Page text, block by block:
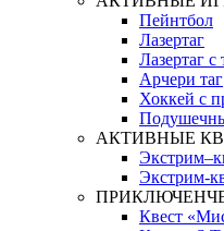
Пейнтбол
Лазертаг
Лазертаг
Арчери таг
Хоккей с
АКТИВНЫЕ
Экстрим-
Квест